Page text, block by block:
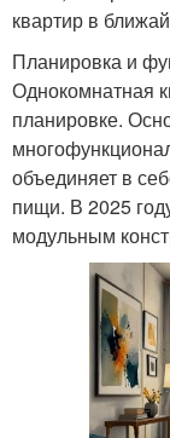
квартир в
Планировка и
Однокомнатная
планировке.
объединяет в
пищи. В 2025
модульным